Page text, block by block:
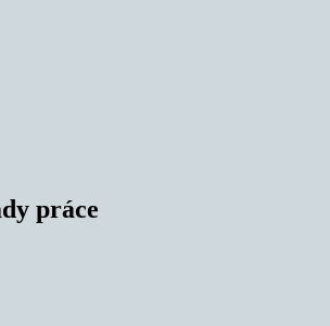
práce